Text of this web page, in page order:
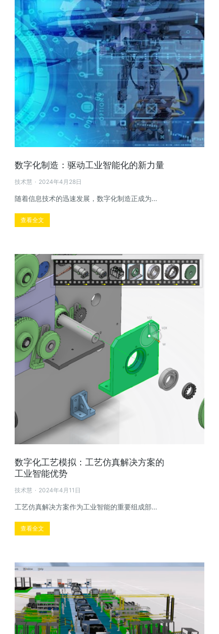
数字化制造：驱动工业智能化的新力量
技术慧 2024年4月28日
随着信息技术的迅速发展，数字化制造正成为…
查看全文
数字化工艺模拟：工艺仿真解决方案的
工业智能优势
技术慧 2024年4月11日
工艺仿真解决方案作为工业智能的重要组成部…
查看全文